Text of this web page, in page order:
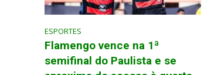
ESPORTES
Flamengo vence na 1ª
semifinal do Paulista e se